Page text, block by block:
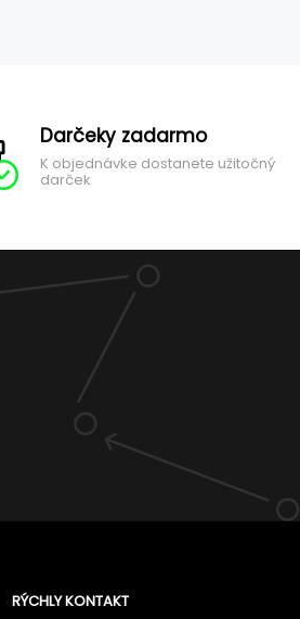
Darčeky zadarmo
K objednávke dostanete užitočný
darček
RÝCHLY KONTAKT